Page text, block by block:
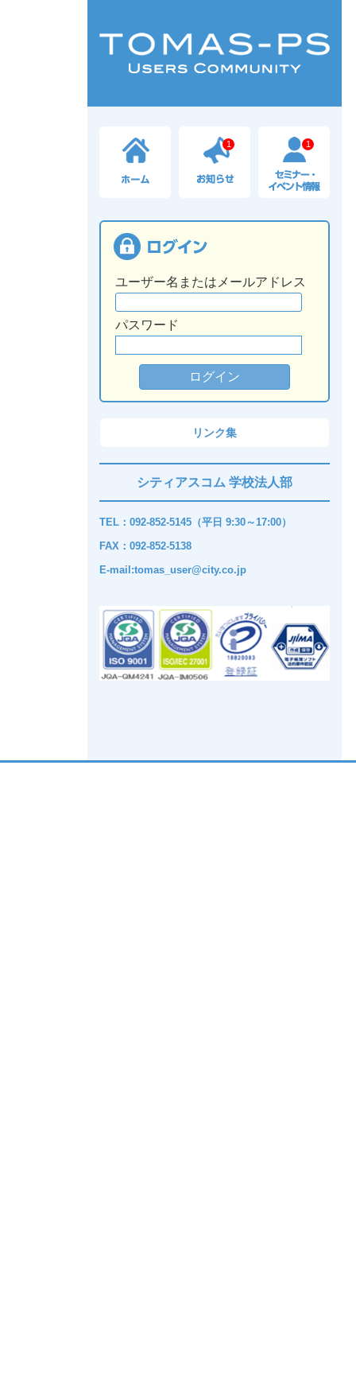
1 1
ユーザー名またはメールアドレス
パスワード
リンク集
シティアスコム 学校法人部
TEL：092-852-5145（平日 9:30～17:00）
FAX：092-852-5138
E-mail:tomas_user@city.co.jp